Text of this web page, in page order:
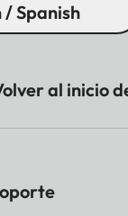
/ Spanish
al inicio